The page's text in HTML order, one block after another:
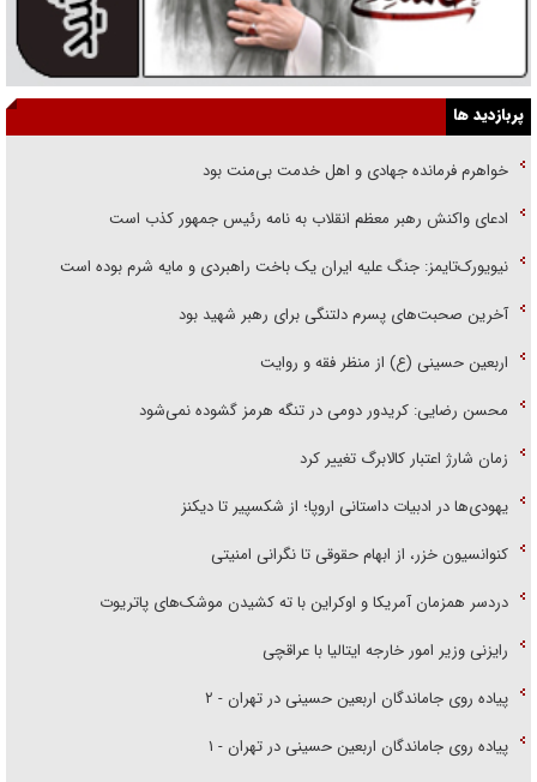
پربازدید ها
خواهرم فرمانده جهادی و اهل خدمت بی‌منت بود
ادعای واکنش رهبر معظم انقلاب به نامه رئیس جمهور کذب است
نیویورک‌تایمز: جنگ علیه ایران یک باخت راهبردی و مایه شرم بوده است
آخرین صحبت‌های پسرم دلتنگی برای رهبر شهید بود
اربعین حسینی (ع) از منظر فقه و روایت
محسن رضایی: کریدور دومی در تنگه هرمز گشوده نمی‌شود
زمان شارژ اعتبار کالابرگ تغییر کرد
یهودی‌ها در ادبیات داستانی اروپا؛ از شکسپیر تا دیکنز
کنوانسیون خزر، از ابهام حقوقی تا نگرانی امنیتی
دردسر همزمان آمریکا و اوکراین با ته کشیدن موشک‌های پاتریوت
رایزنی وزیر امور خارجه ایتالیا با عراقچی
پیاده روی جاماندگان اربعین حسینی در تهران - ۲
پیاده روی جاماندگان اربعین حسینی در تهران - ۱